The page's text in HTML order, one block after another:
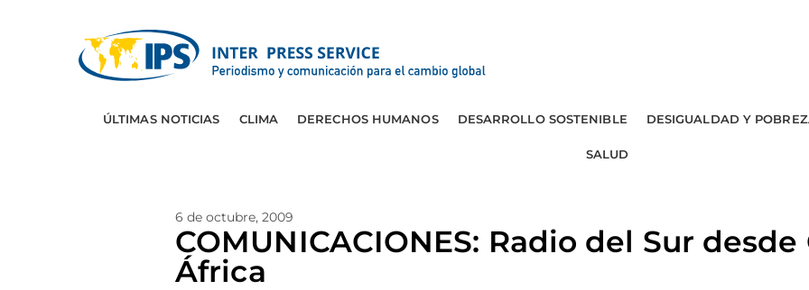
ÚLTIMAS NOTICIAS CLIMA DERECHOS HUMANOS DESARROLLO SOSTENIBLE DESIGUALDAD Y
SALUD
6 de octubre, 2009
COMUNICACIONES: Radio del Sur
África